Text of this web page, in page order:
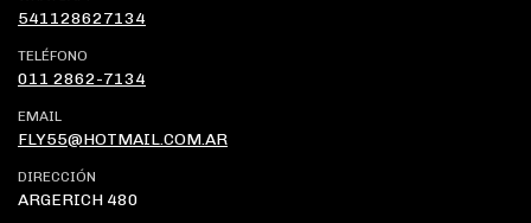
541128627134
TELÉFONO
011 2862-7134
EMAIL
FLY55@HOTMAIL.COM.AR
DIRECCIÓN
ARGERICH 480